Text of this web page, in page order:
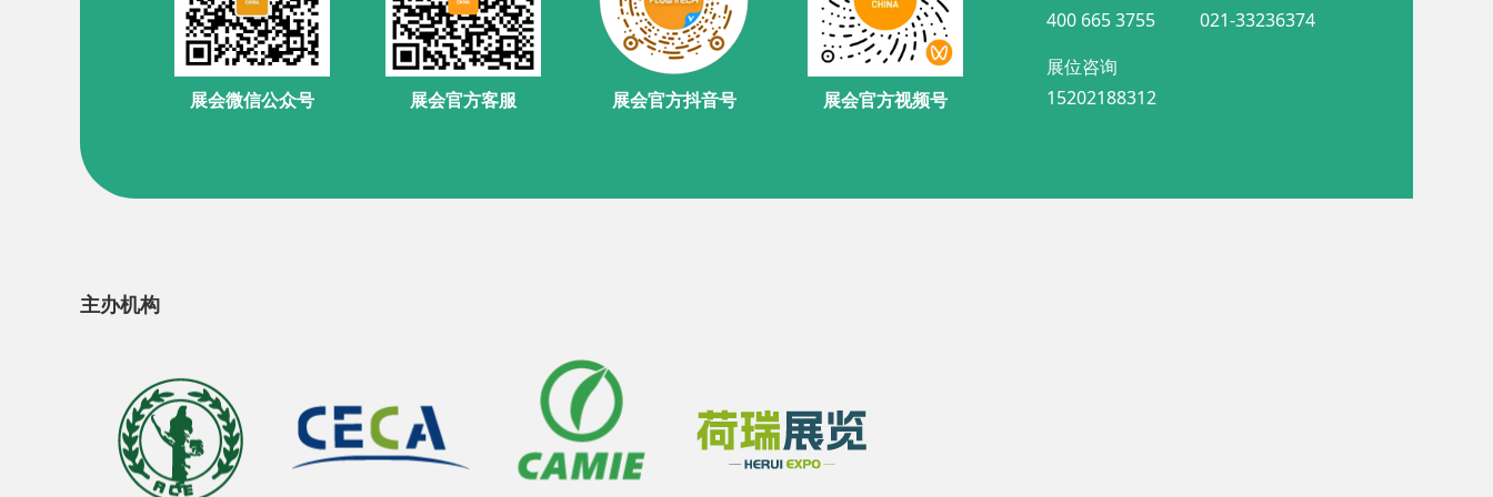
展会微信公众号 展会官方客服 展会官方抖音号 展会官方视频号
400 665 3755
021-33236374
展位咨询
15202188312
主办机构